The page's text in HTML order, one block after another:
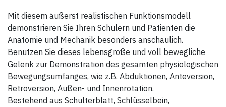
Mit diesem äußerst realistischen Funktionsmodell
demonstrieren Sie Ihren Schülern und Patienten die
Anatomie und Mechanik besonders anschaulich.
Benutzen Sie dieses lebensgroße und voll bewegliche
Gelenk zur Demonstration des gesamten physiologischen
Bewegungsumfanges, wie z.B. Abduktionen, Anteversion,
Retroversion, Außen- und Innenrotation.
Bestehend aus Schulterblatt, Schlüsselbein,